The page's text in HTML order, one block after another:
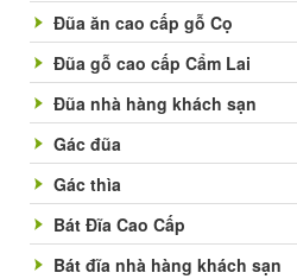
Đũa ăn cao cấp gỗ Cọ
Đũa gỗ cao cấp Cẩm Lai
Đũa nhà hàng khách sạn
Gác đũa
Gác thìa
Bát Đĩa Cao Cấp
Bát đĩa nhà hàng khách sạn